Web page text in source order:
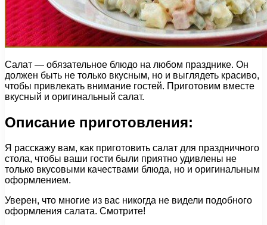
Салат — обязательное блюдо на любом празднике. Он
должен быть не только вкусным, но и выглядеть красиво,
чтобы привлекать внимание гостей. Приготовим вместе
вкусный и оригинальный салат.
Описание приготовления:
Я расскажу вам, как приготовить салат для праздничного
стола, чтобы ваши гости были приятно удивлены не
только вкусовыми качествами блюда, но и оригинальным
оформлением.
Уверен, что многие из вас никогда не видели подобного
оформления салата. Смотрите!